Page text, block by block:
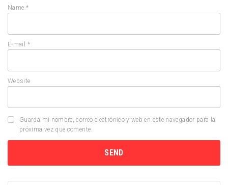
Name *
E-mail *
Website
Guarda mi nombre, correo electrónico y web en este navegador para la
próxima vez que comente.